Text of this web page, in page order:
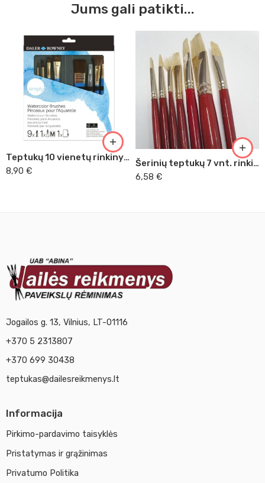
Jums gali patikti...
Teptukų 10 vienetų rinkinys Daler Rowney
8,90 €
Šerinių teptukų 7 vnt. rinkinys
6,58 €
Jogailos g. 13, Vilnius, LT-01116
+370 5 2313807
+370 699 30438
teptukas@dailesreikmenys.lt
Informacija
Pirkimo-pardavimo taisyklės
Pristatymas ir grąžinimas
Privatumo Politika